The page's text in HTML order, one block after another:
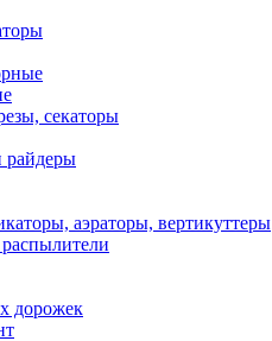
секаторы
райдеры
аэраторы, вертикуттеры
дорожек